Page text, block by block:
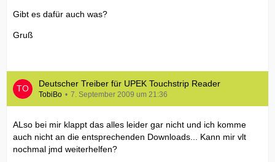
Gibt es dafür auch was?
Gruß
Deutscher Treiber für UPEK Touchstrip Reader
TobiBo 7. September 2009 um 21:36
ALso bei mir klappt das alles leider gar nicht und ich komme
auch nicht an die entsprechenden Downloads... Kann mir vlt
nochmal jmd weiterhelfen?